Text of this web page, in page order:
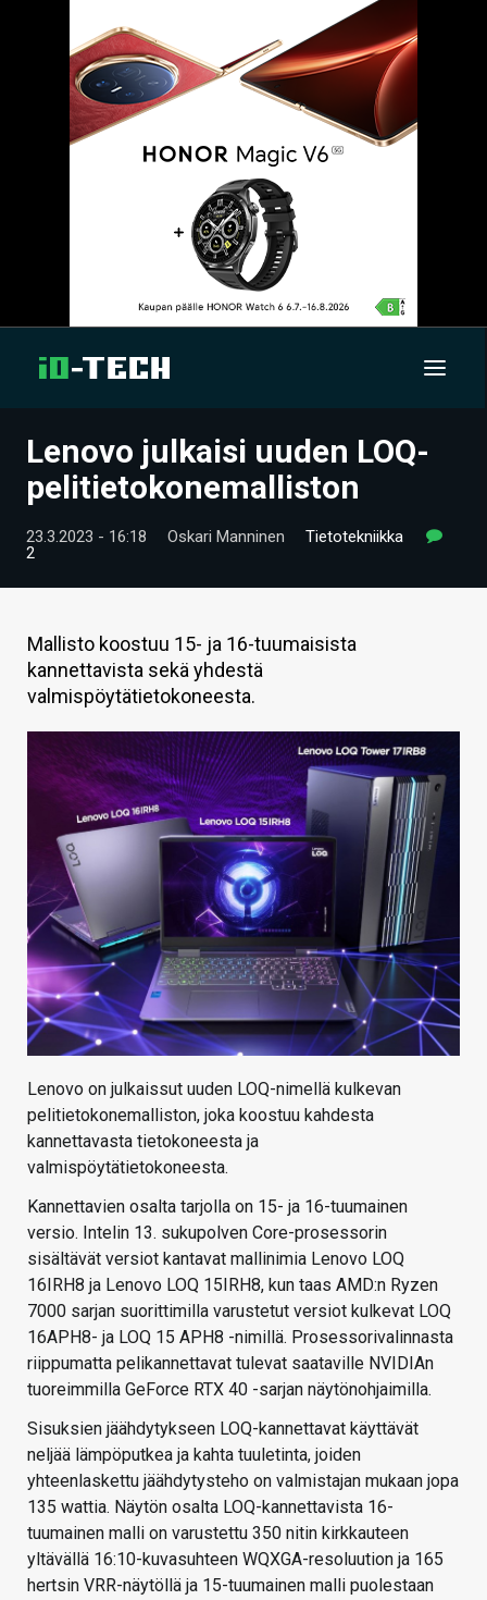
UUTISET
VIDEOT
TIETOA
HINTA.FI
VAIHDA TEEMA
HAKU
Lenovo julkaisi uuden LOQ-
pelitietokonemalliston
23.3.2023 - 16:18 Oskari Manninen
Tietotekniikka
2
Mallisto koostuu 15- ja 16-tuumaisista
kannettavista sekä yhdestä
valmispöytätietokoneesta.
Lenovo on julkaissut uuden LOQ-nimellä kulkevan
pelitietokonemalliston, joka koostuu kahdesta
kannettavasta tietokoneesta ja
valmispöytätietokoneesta.
Kannettavien osalta tarjolla on 15- ja 16-tuumainen
versio. Intelin 13. sukupolven Core-prosessorin
sisältävät versiot kantavat mallinimia Lenovo LOQ
16IRH8 ja Lenovo LOQ 15IRH8, kun taas AMD:n Ryzen
7000 sarjan suorittimilla varustetut versiot kulkevat LOQ
16APH8- ja LOQ 15 APH8 -nimillä. Prosessorivalinnasta
riippumatta pelikannettavat tulevat saataville NVIDIAn
tuoreimmilla GeForce RTX 40 -sarjan näytönohjaimilla.
Sisuksien jäähdytykseen LOQ-kannettavat käyttävät
neljää lämpöputkea ja kahta tuuletinta, joiden
yhteenlaskettu jäähdytysteho on valmistajan mukaan jopa
135 wattia. Näytön osalta LOQ-kannettavista 16-
tuumainen malli on varustettu 350 nitin kirkkauteen
yltävällä 16:10-kuvasuhteen WQXGA-resoluution ja 165
hertsin VRR-näytöllä ja 15-tuumainen malli puolestaan